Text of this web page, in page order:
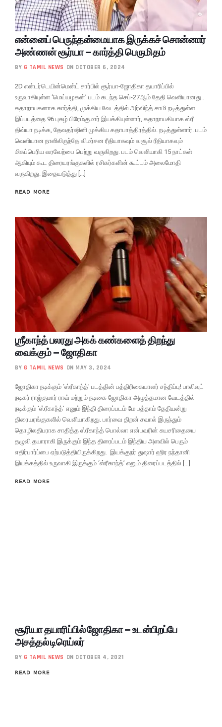
என்னைப் பெருந்தன்மையாக இருக்கச் சொன்னார்
அண்ணன் சூர்யா – கார்த்தி பெருமிதம்
BY G TAMIL NEWS ON OCTOBER 6, 2024
2D என்டர்டெயின்மென்ட் சார்பில் சூர்யா-ஜோதிகா தயாரிப்பில்
உருவாகியுள்ள ‘மெய்யழகன்’ படம் கடந்த செப்-27ஆம் தேதி வெளியானது..
கதாநாயகனாக கார்த்தி, முக்கிய வேடத்தில் அர்விந்த் சாமி நடித்துள்ள
இப்படத்தை 96 புகழ் பிரேம்குமார் இயக்கியுள்ளார், கதாநாயகியாக ஸ்ரீ
திவ்யா நடிக்க, தேவதர்ஷினி முக்கிய கதாபாத்திரத்தில். நடித்துள்ளார். படம்
வெளியான நாளிலிருந்தே விமர்சன ரீதியாகவும் வசூல் ரீதியாகவும்
மிகப்பெரிய வரவேற்பை பெற்று வருகிறது. படம் வெளியாகி 15 நாட்கள்
ஆகியும் கூட திரையரங்குகளில் ரசிகர்களின் கூட்டம் அலைமோதி
வருகிறது. இதையடுத்து […]
READ MORE
ஶ்ரீகாந்த் பலரது அகக் கண்களைத் திறந்து
வைக்கும் – ஜோதிகா
BY G TAMIL NEWS ON MAY 3, 2024
ஜோதிகா நடிக்கும் ‘ஸ்ரீகாந்த்’ படத்தின் பத்திரிகையாளர் சந்திப்பு! பாலிவுட்
நடிகர் ராஜ்குமார் ராவ் மற்றும் நடிகை ஜோதிகா அழுத்தமான வேடத்தில்
நடிக்கும் ‘ஸ்ரீகாந்த்’ எனும் இந்தி திரைப்படம் மே பத்தாம் தேதியன்று
திரையரங்குகளில் வெளியாகிறது. பார்வை திறன் சவால் இருந்தும்
தொழிலதிபராக சாதித்த ஸ்ரீகாந்த் பொல்லா என்பவரின் சுயசரிதையை
தழுவி தயாராகி இருக்கும் இந்த திரைப்படம் இந்திய அளவில் பெரும்
எதிர்பார்ப்பை ஏற்படுத்தியிருக்கிறது. இயக்குநர் துஷார் ஹிர நந்தானி
இயக்கத்தில் உருவாகி இருக்கும் ‘ஸ்ரீகாந்த்’ எனும் திரைப்படத்தில் […]
READ MORE
சூரியா தயாரிப்பில் ஜோதிகா – உடன்பிறப்பே
அசத்தல் டிரெய்லர்
BY G TAMIL NEWS ON OCTOBER 4, 2021
READ MORE